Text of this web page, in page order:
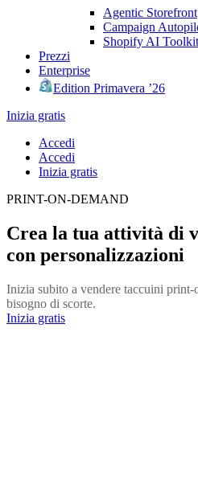
Agentic Storefront
Campaign
Shopify AI
Prezzi
Enterprise
Edition Primavera ’26
Inizia gratis
Accedi
Accedi
Inizia gratis
PRINT-ON-DEMAND
Crea la tua attività di
con personalizzazioni
Inizia subito a vendere taccuini print-
bisogno di scorte.
Inizia gratis